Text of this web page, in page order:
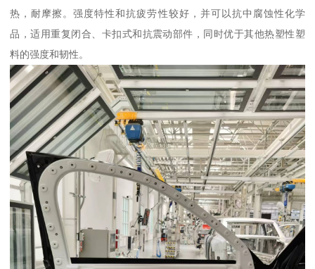
热，耐摩擦。强度特性和抗疲劳性较好，并可以抗中腐蚀性化学
品，适用重复闭合、卡扣式和抗震动部件，同时优于其他热塑性塑
料的强度和韧性。